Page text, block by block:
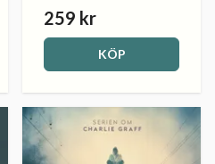
259 kr
KÖP